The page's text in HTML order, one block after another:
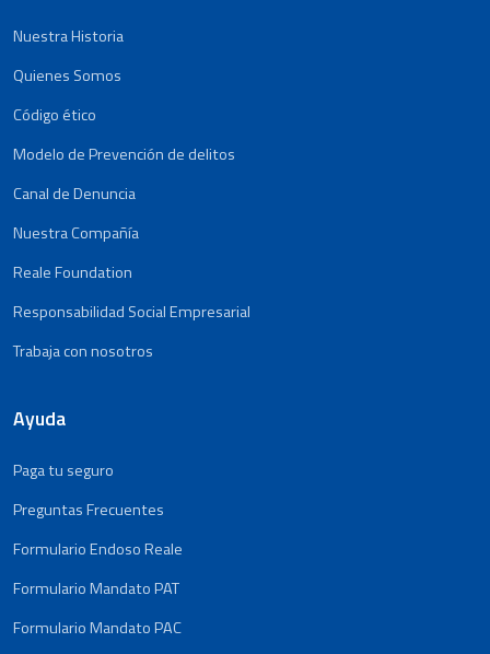
Nuestra Historia
Quienes Somos
Código ético
Modelo de Prevención de delitos
Canal de Denuncia
Nuestra Compañía
Reale Foundation
Responsabilidad Social Empresarial
Trabaja con nosotros
Ayuda
Paga tu seguro
Preguntas Frecuentes
Formulario Endoso Reale
Formulario Mandato PAT
Formulario Mandato PAC